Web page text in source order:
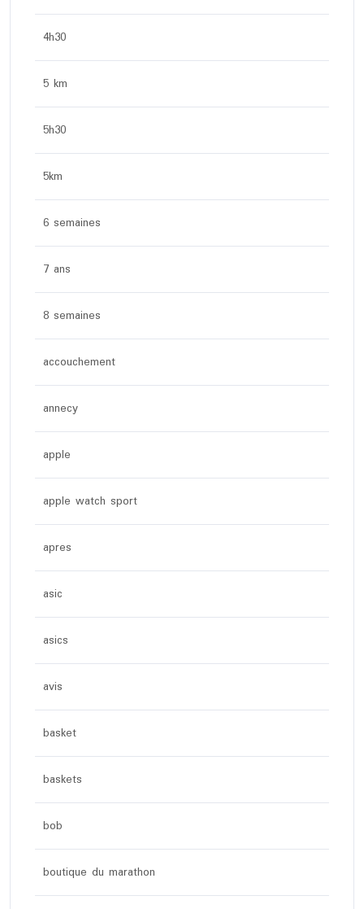
4h30
5 km
5h30
5km
6 semaines
7 ans
8 semaines
accouchement
annecy
apple
apple watch sport
apres
asic
asics
avis
basket
baskets
bob
boutique du marathon